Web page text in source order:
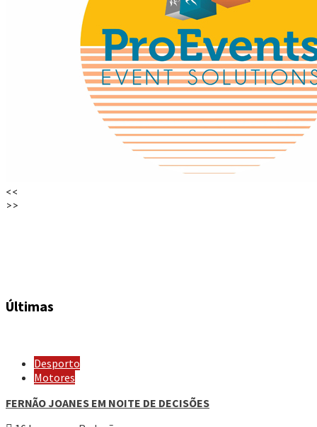
<<
>>
Últimas
Desporto
Motores
FERNÃO JOANES EM NOITE DE DECISÕES